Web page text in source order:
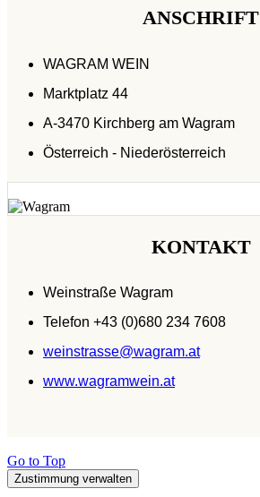
ANSCHRIFT
WAGRAM WEIN
Marktplatz 44
A-3470 Kirchberg am Wagram
Österreich - Niederösterreich
KONTAKT
Weinstraße Wagram
Telefon +43 (0)680 234 7608
weinstrasse@wagram.at
www.wagramwein.at
Go to Top
Zustimmung verwalten